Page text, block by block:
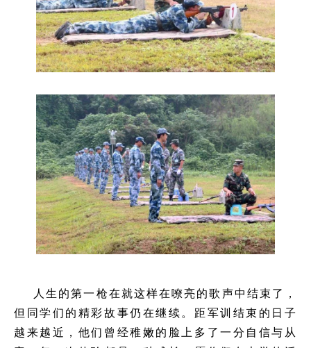
人生的第一枪在就这样在嘹亮的歌声中结束了，
但同学们的精彩故事仍在继续。距军训结束的日子
越来越近，他们曾经稚嫩的脸上多了一分自信与从